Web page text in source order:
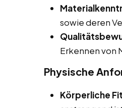
sowie deren
Erkennen von
Physische
Körperliche